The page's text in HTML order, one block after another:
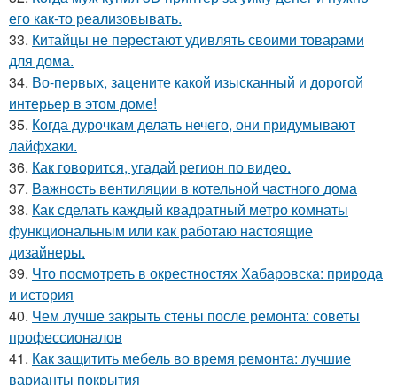
его как-то реализовывать.
33. Китайцы не перестают удивлять своими товарами
для дома.
34. Во-первых, зацените какой изысканный и дорогой
интерьер в этом доме!
35. Когда дурочкам делать нечего, они придумывают
лайфхаки.
36. Как говорится, угадай регион по видео.
37. Важность вентиляции в котельной частного дома
38. Как сделать каждый квадратный метро комнаты
функциональным или как работаю настоящие
дизайнеры.
39. Что посмотреть в окрестностях Хабаровска: природа
и история
40. Чем лучше закрыть стены после ремонта: советы
профессионалов
41. Как защитить мебель во время ремонта: лучшие
варианты покрытия